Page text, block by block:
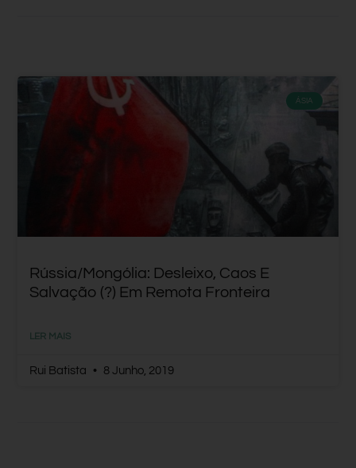
ÁSIA
Rússia/Mongólia: Desleixo, Caos E
Salvação (?) Em Remota Fronteira
LER MAIS
Rui Batista 8 Junho, 2019